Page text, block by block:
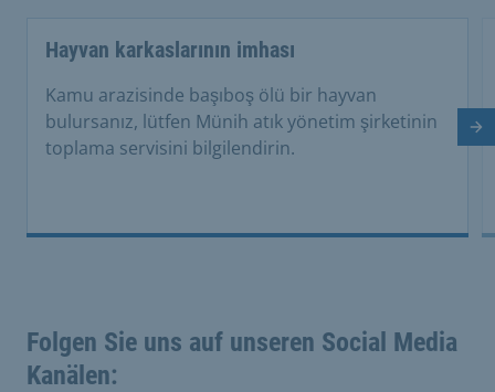
Hayvan karkaslarının imhası
Kamu arazisinde başıboş ölü bir hayvan
bulursanız, lütfen Münih atık yönetim şirketinin
toplama servisini bilgilendirin.
Folgen Sie uns auf unseren Social Media
Kanälen: